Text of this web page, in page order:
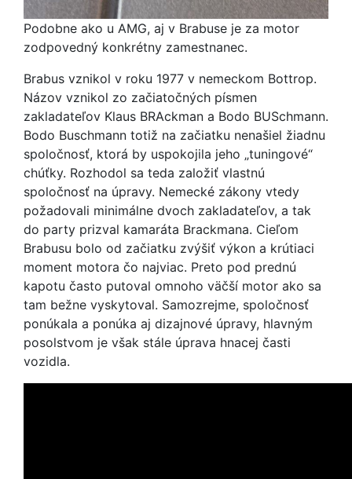
Podobne ako u AMG, aj v Brabuse je za motor
zodpovedný konkrétny zamestnanec.
Brabus vznikol v roku 1977 v nemeckom Bottrop.
Názov vznikol zo začiatočných písmen
zakladateľov Klaus BRAckman a Bodo BUSchmann.
Bodo Buschmann totiž na začiatku nenašiel žiadnu
spoločnosť, ktorá by uspokojila jeho „tuningové“
chúťky. Rozhodol sa teda založiť vlastnú
spoločnosť na úpravy. Nemecké zákony vtedy
požadovali minimálne dvoch zakladateľov, a tak
do party prizval kamaráta Brackmana. Cieľom
Brabusu bolo od začiatku zvýšiť výkon a krútiaci
moment motora čo najviac. Preto pod prednú
kapotu často putoval omnoho väčší motor ako sa
tam bežne vyskytoval. Samozrejme, spoločnosť
ponúkala a ponúka aj dizajnové úpravy, hlavným
posolstvom je však stále úprava hnacej časti
vozidla.